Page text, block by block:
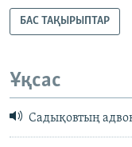
БАС ТАҚЫРЫПТАР
Ұқсас
Садықовтың